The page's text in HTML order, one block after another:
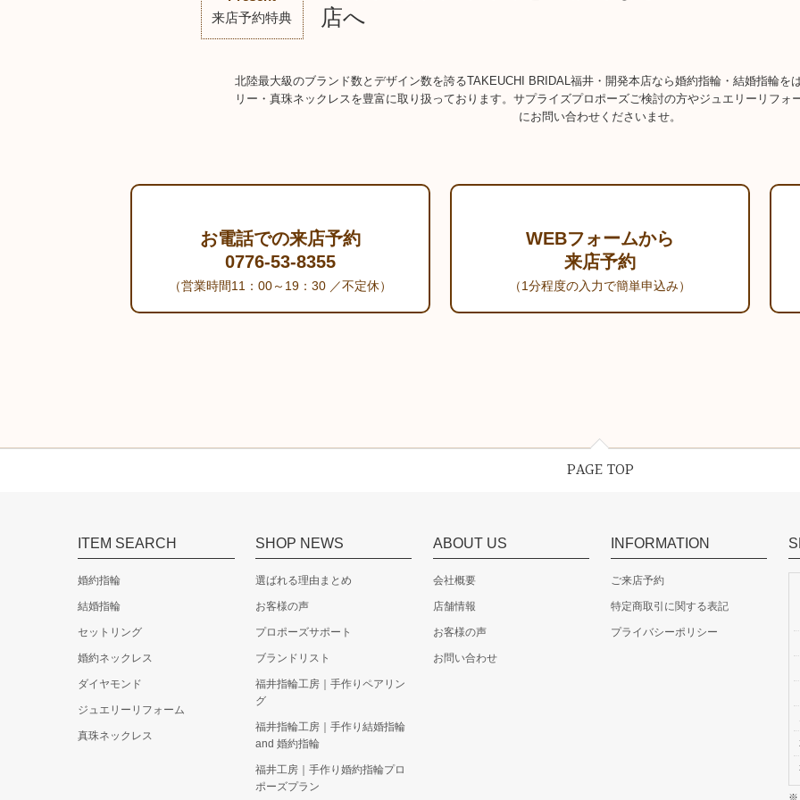
来店予約特典
店へ
北陸最大級のブランド数とデザイン数を誇るTAKEUCHI BRIDAL福井・開発本店なら婚約指輪・結婚指輪を
リー・真珠ネックレスを豊富に取り扱っております。サプライズプロポーズご検討の方やジュエリーリフォ
にお問い合わせくださいませ。
お電話での来店予約
0776-53-8355
（営業時間11：00～19：30 ／不定休）
WEBフォームから
来店予約
（1分程度の入力で簡単申込み）
PAGE TOP
ITEM SEARCH
婚約指輪
結婚指輪
セットリング
婚約ネックレス
ダイヤモンド
ジュエリーリフォーム
真珠ネックレス
SHOP NEWS
選ばれる理由まとめ
お客様の声
プロポーズサポート
ブランドリスト
福井指輪工房｜手作りペアリン
グ
福井指輪工房｜手作り結婚指輪
and 婚約指輪
福井工房｜手作り婚約指輪プロ
ポーズプラン
ABOUT US
会社概要
店舗情報
お客様の声
お問い合わせ
INFORMATION
ご来店予約
特定商取引に関する表記
プライバシーポリシー
※